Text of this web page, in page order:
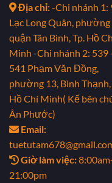
Địa chỉ:-Chi nhánh 1:
Lạc Long Quân, phường
quận Tân Bình, Tp. Hồ
Minh -Chi nhánh 2: 539
541 Phạm Văn Đồng,
phường 13, Bình Thạnh,
Hồ Chí Minh( Kế bên
Ân Phước)
Email:
Giờ làm việc:
21:00pm